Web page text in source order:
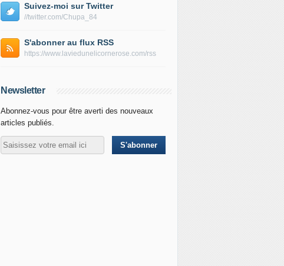
Suivez-moi sur Twitter
//twitter.com/Chupa_84
S'abonner au flux RSS
https://www.laviedunelicornerose.com/rss
Newsletter
Abonnez-vous pour être averti des nouveaux
articles publiés.